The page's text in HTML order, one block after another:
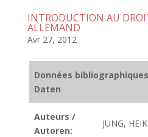
INTRODUCTION AU
ALLEMAND
Avr 27, 2012
Données
Daten
Auteurs /
Autoren:
JUNG,